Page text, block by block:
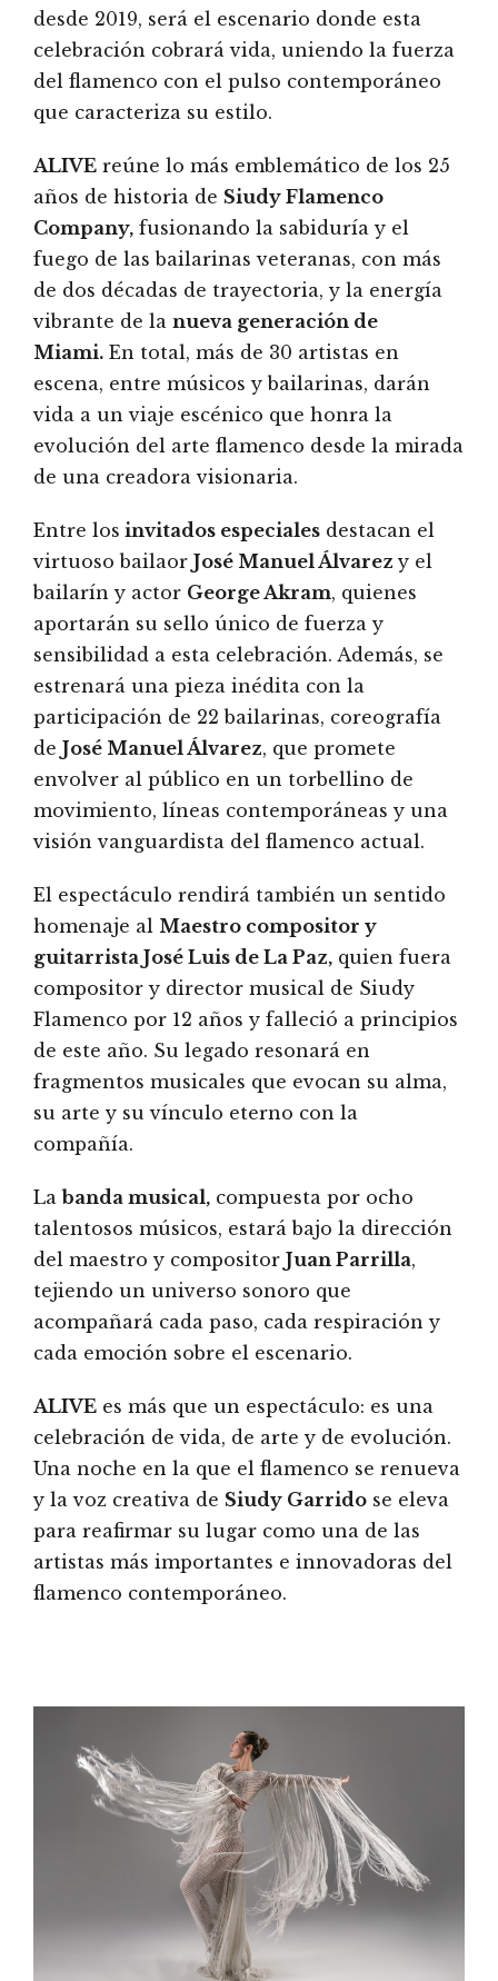
desde 2019, será el escenario donde esta
celebración cobrará vida, uniendo la fuerza
del flamenco con el pulso contemporáneo
que caracteriza su estilo.
ALIVE reúne lo más emblemático de los 25
años de historia de Siudy Flamenco
Company, fusionando la sabiduría y el
fuego de las bailarinas veteranas, con más
de dos décadas de trayectoria, y la energía
vibrante de la nueva generación de
Miami. En total, más de 30 artistas en
escena, entre músicos y bailarinas, darán
vida a un viaje escénico que honra la
evolución del arte flamenco desde la mirada
de una creadora visionaria.
Entre los invitados especiales destacan el
virtuoso bailaor José Manuel Álvarezy el
bailarín y actor George Akram, quienes
aportarán su sello único de fuerza y
sensibilidad a esta celebración. Además, se
estrenará una pieza inédita con la
participación de 22 bailarinas, coreografía
de José Manuel Álvarez, que promete
envolver al público en un torbellino de
movimiento, líneas contemporáneas y una
visión vanguardista del flamenco actual.
El espectáculo rendirá también un sentido
homenaje al Maestro compositor y
guitarrista José Luis de La Paz, quien fuera
compositor y director musical de Siudy
Flamenco por 12 años y falleció a principios
de este año. Su legado resonará en
fragmentos musicales que evocan su alma,
su arte y su vínculo eterno con la
compañía.
Labanda musical, compuesta por ocho
talentosos músicos, estará bajo la dirección
del maestro y compositor Juan Parrilla,
tejiendo un universo sonoro que
acompañará cada paso, cada respiración y
cada emoción sobre el escenario.
ALIVE es más que un espectáculo: es una
celebración de vida, de arte y de evolución.
Una noche en la que el flamenco se renueva
y la voz creativa de Siudy Garrido se eleva
para reafirmar su lugar como una de las
artistas más importantes e innovadoras del
flamenco contemporáneo.